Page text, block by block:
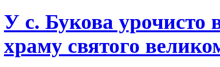
У с. Букова урочисто
храму святого